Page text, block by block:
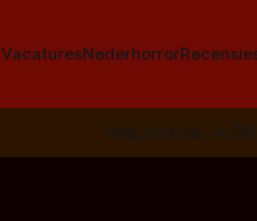
VacaturesNederhorror
Volg ons op: 📣